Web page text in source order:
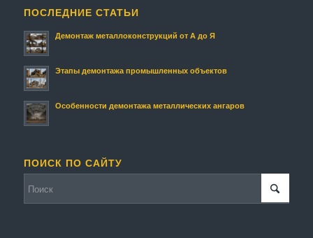
ПОСЛЕДНИЕ СТАТЬИ
Демонтаж металлоконструкций от А до Я
Этапы демонтажа промышленных объектов
Особенности демонтажа металлических ангаров
ПОИСК ПО САЙТУ